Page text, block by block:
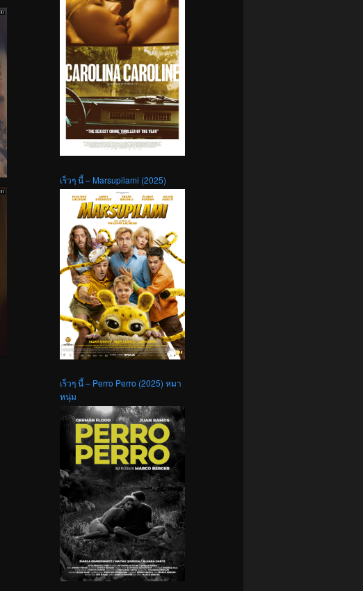
เร็วๆ นี้ – Marsupilami (2025)
เร็วๆ นี้ – Perro Perro (2025) หมา
หนุ่ม